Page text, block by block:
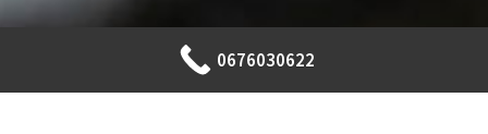
0676030622